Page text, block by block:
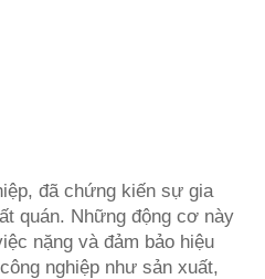
đã chứng kiến sự gia
quán. Những động cơ này
nặng và đảm bảo hiệu
nghiệp như sản xuất,